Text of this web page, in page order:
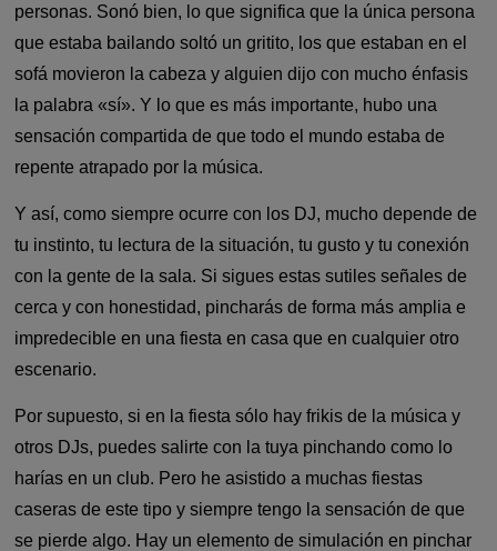
personas. Sonó bien, lo que significa que la única persona
que estaba bailando soltó un gritito, los que estaban en el
sofá movieron la cabeza y alguien dijo con mucho énfasis
la palabra «sí». Y lo que es más importante, hubo una
sensación compartida de que todo el mundo estaba de
repente atrapado por la música.
Y así, como siempre ocurre con los DJ, mucho depende de
tu instinto, tu lectura de la situación, tu gusto y tu conexión
con la gente de la sala. Si sigues estas sutiles señales de
cerca y con honestidad, pincharás de forma más amplia e
impredecible en una fiesta en casa que en cualquier otro
escenario.
Por supuesto, si en la fiesta sólo hay frikis de la música y
otros DJs, puedes salirte con la tuya pinchando como lo
harías en un club. Pero he asistido a muchas fiestas
caseras de este tipo y siempre tengo la sensación de que
se pierde algo. Hay un elemento de simulación en pinchar